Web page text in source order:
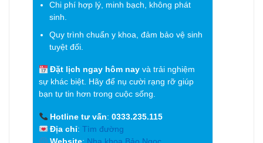
Chi phí hợp lý, minh bạch, không phát
sinh.
Quy trình chuẩn y khoa, đảm bảo vệ sinh
tuyệt đối.
Đặt lịch ngay hôm nay và trải nghiệm
sự khác biệt. Hãy để nụ cười rạng rỡ giúp
bạn tự tin hơn trong cuộc sống.
Hotline tư vấn:0333.235.115
Địa chỉ:Tìm đường